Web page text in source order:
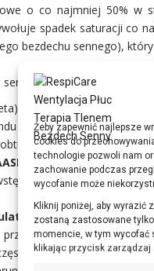
Żeby zapewnić najlepsze
cookies do
technologie pozwoli nam
zachowanie podczas
wycofanie może
Kliknij poniżej, aby wyrazić
zostaną zastosowane
momencie, w tym wycofać
klikając przycisk zarządzaj
o co najmniej 50% w
spadek saturacji co
bezdechu sennego),
opiera się na:
– pozwala na
saturacji podczas
lub
Embletta MPR–
diagnostyki
aparaty klasy
przez nos, chrapania,
pracy serca